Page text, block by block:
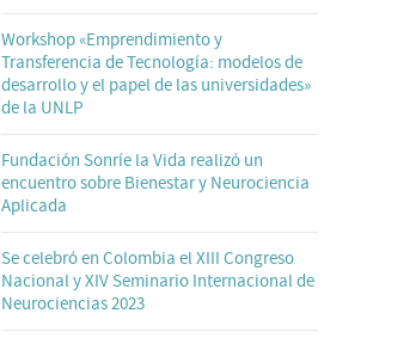
Workshop «Emprendimiento y
Transferencia de Tecnología: modelos de
desarrollo y el papel de las universidades»
de la UNLP
Fundación Sonríe la Vida realizó un
encuentro sobre Bienestar y Neurociencia
Aplicada
Se celebró en Colombia el XIII Congreso
Nacional y XIV Seminario Internacional de
Neurociencias 2023